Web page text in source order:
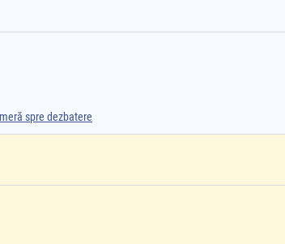
spre dezbatere